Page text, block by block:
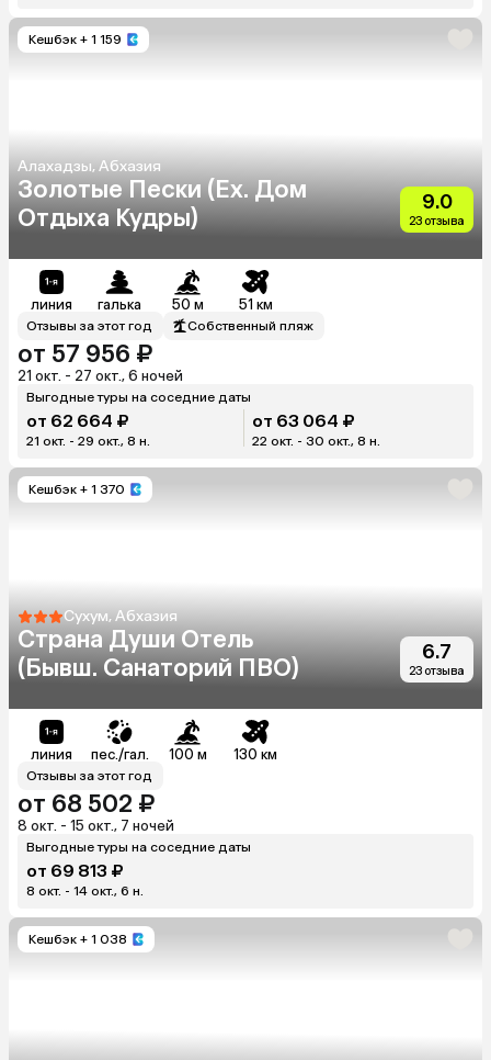
Кешбэк + 1 159
Алахадзы, Абхазия
Золотые Пески (Ex. Дом
Отдыха Кудры)
9.0
23 отзыва
линия галька 50 м 51 км
Отзывы за этот год Собственный пляж
от 57 956 ₽
21 окт. - 27 окт., 6 ночей
Выгодные туры на соседние даты
от 62 664 ₽
21 окт. - 29 окт., 8 н.
от 63 064 ₽
22 окт. - 30 окт., 8 н.
Кешбэк + 1 370
Сухум, Абхазия
Страна Души Отель
(Бывш. Санаторий ПВО)
6.7
23 отзыва
линия пес./гал. 100 м 130 км
Отзывы за этот год
от 68 502 ₽
8 окт. - 15 окт., 7 ночей
Выгодные туры на соседние даты
от 69 813 ₽
8 окт. - 14 окт., 6 н.
Кешбэк + 1 038